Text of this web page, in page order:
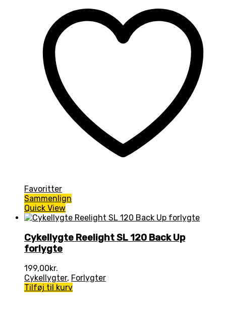
Favoritter
Sammenlign
Quick View
Cykellygte Reelight SL 120 Back Up
forlygte
199,00kr.
Cykellygter, Forlygter
Tilføj til kurv